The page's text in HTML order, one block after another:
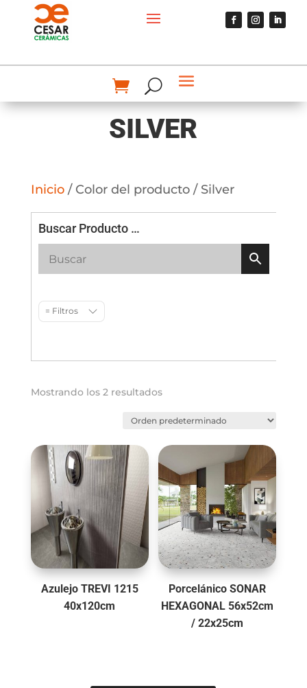
SILVER
Inicio/ Color del producto / Silver
Buscar Producto …
= Filtros
Mostrando los 2 resultados
Azulejo TREVI 1215
40x120cm
Porcelánico SONAR
HEXAGONAL 56x52cm
/ 22x25cm